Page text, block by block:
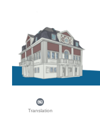
Translation